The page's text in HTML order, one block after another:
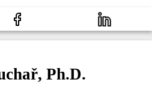
Ph.D.